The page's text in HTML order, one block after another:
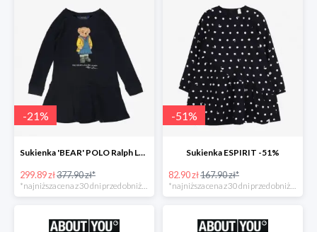
-21%
Sukienka 'BEAR' POLO Ralph Lauren -21%
299.89 zł377.90 zł*
-51%
Sukienka ESPIRIT -51%
82.90 zł167.90 zł*